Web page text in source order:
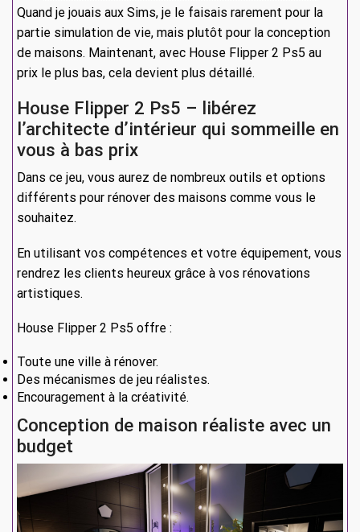
Quand je jouais aux Sims, je le faisais rarement pour la
partie simulation de vie, mais plutôt pour la conception
de maisons. Maintenant, avec House Flipper 2 Ps5 au
prix le plus bas, cela devient plus détaillé.
House Flipper 2 Ps5 – libérez
l’architecte d’intérieur qui sommeille en
vous à bas prix
Dans ce jeu, vous aurez de nombreux outils et options
différents pour rénover des maisons comme vous le
souhaitez.
En utilisant vos compétences et votre équipement, vous
rendrez les clients heureux grâce à vos rénovations
artistiques.
House Flipper 2 Ps5 offre :
Toute une ville à rénover.
Des mécanismes de jeu réalistes.
Encouragement à la créativité.
Conception de maison réaliste avec un
budget